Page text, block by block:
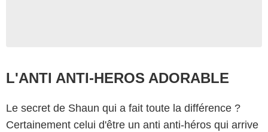
L'ANTI ANTI-HEROS ADORABLE
Le secret de Shaun qui a fait toute la différence ?
Certainement celui d'être un anti anti-héros qui arrive